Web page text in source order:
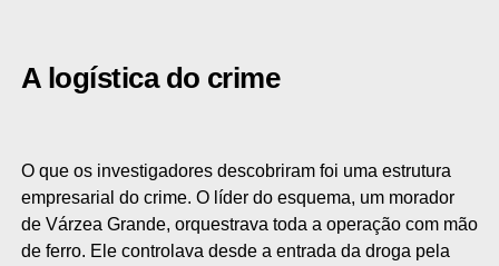
A logística do crime
O que os investigadores descobriram foi uma estrutura
empresarial do crime. O líder do esquema, um morador
de Várzea Grande, orquestrava toda a operação com mão
de ferro. Ele controlava desde a entrada da droga pela